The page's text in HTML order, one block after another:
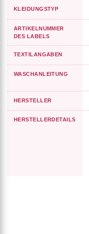
KLEIDUNGSTYP
ARTIKELNUMMER
DES LABELS
TEXTILANGABEN
WASCHANLEITUNG
HERSTELLER
HERSTELLERDETAILS